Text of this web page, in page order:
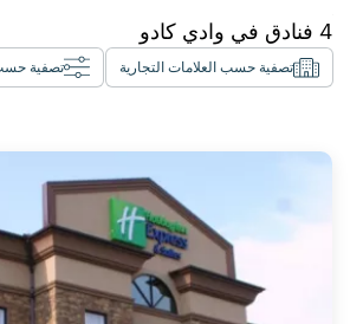
4 فنادق في وادي كادو
تصفية حسب العلامات التجارية تصفية